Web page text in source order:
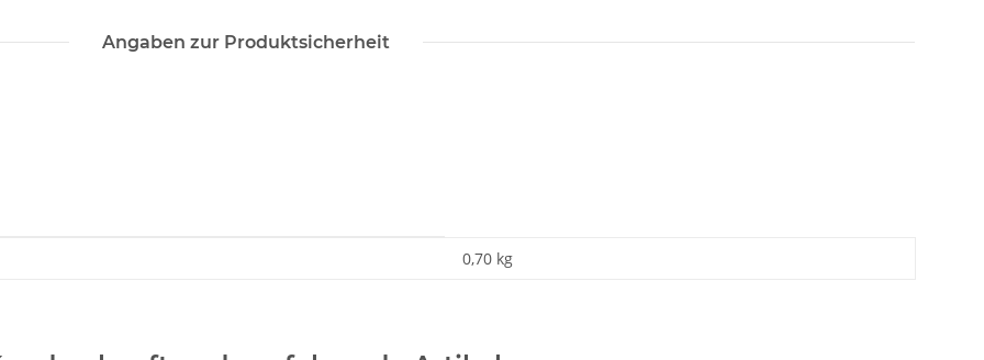
Angaben zur Produktsicherheit
0,70 kg